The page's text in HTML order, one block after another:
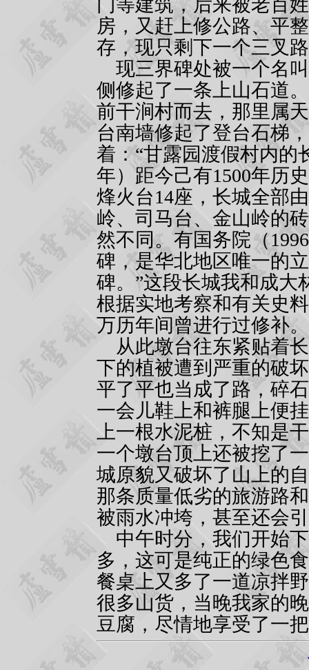
门等建筑，后来被老百
房，又赶上修公路、平
存，现只剩下一个三叉
现三界碑处被一个名
侧修起了一条上山石道
前干涧村而去，那里属
台南墙修起了登台石梯
着：“甘露园渡假村内的
年）距今己有1500年历
烽火台14座，长城全部
岭、司马台、金山岭的
然不同。有国务院（1996
碑，是华北地区唯一的
碑。”这段长城我和成大
根据实地考察和有关史
万历年间曾进行过修补。
从此墩台往东紧贴着
下的植被遭到严重的破
平了平也当成了路，碎
一会儿鞋上和裤腿上便
上一根水泥桩，不知是
一个墩台顶上还被挖了
城原貌又破坏了山上的
那条质量低劣的旅游路
被雨水冲垮，甚至还会
中午时分，我们开始
多，这可是纯正的绿色
餐桌上又多了一道凉拌
很多山货，当晚我家的
豆腐，尽情地享受了一